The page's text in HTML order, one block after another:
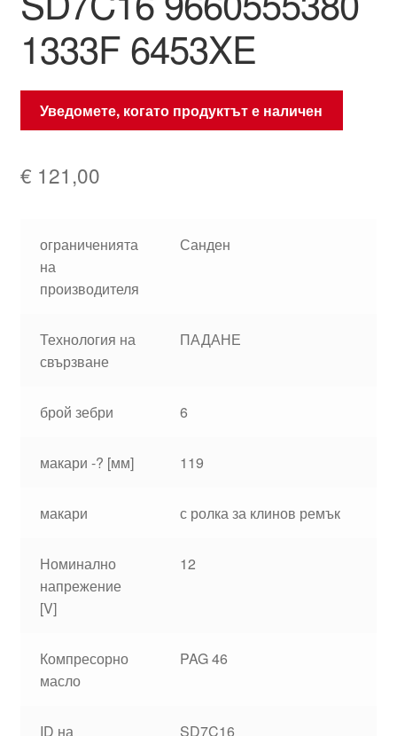
1333F 6453XE
Уведомете, когато продуктът е наличен
€ 121,00
ограниченията
на
производителя
Санден
Технология на
свързване
ПАДАНЕ
брой зебри 6
макари -? [мм] 119
макари с ролка за клинов ремък
Номинално
напрежение
[V]
12
Компресорно
масло
PAG 46
ID на
SD7C16